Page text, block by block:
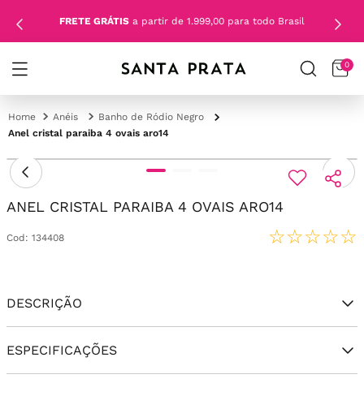
FRETE GRÁTIS a partir de 1.999,00 para todo Brasil
0
Anéis
Banho de Ródio Negro
Anel cristal paraiba 4 ovais aro14
ANEL CRISTAL PARAIBA 4 OVAIS ARO14
Cod : 134408 ☆☆☆☆☆
DESCRIÇÃO
ESPECIFICAÇÕES